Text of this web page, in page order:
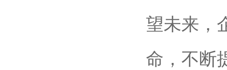
望未来，
命，不断